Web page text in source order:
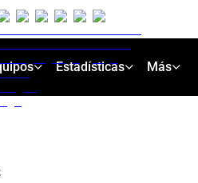
Estadísticas Más